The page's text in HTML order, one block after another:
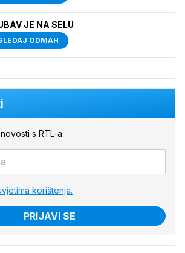
JE NA SELU
ODMAH
s RTL-a.
korištenja.
PRIJAVI SE